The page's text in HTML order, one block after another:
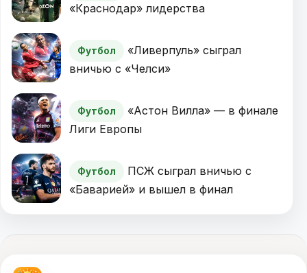
«Краснодар» лидерства
Футбол
«Ливерпуль» сыграл
вничью с «Челси»
Футбол
«Астон Вилла» — в финале
Лиги Европы
Футбол
ПСЖ сыграл вничью с
«Баварией» и вышел в финал